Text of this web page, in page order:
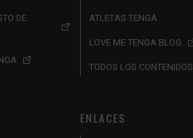
DE
ATLETAS TENGA
LOVE ME TENGA BLOG
TODOS LOS CONTENIDOS
ENLACES